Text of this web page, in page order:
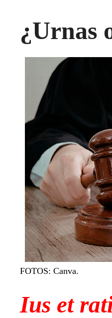
¿Urnas
FOTOS: Canva.
Ius et